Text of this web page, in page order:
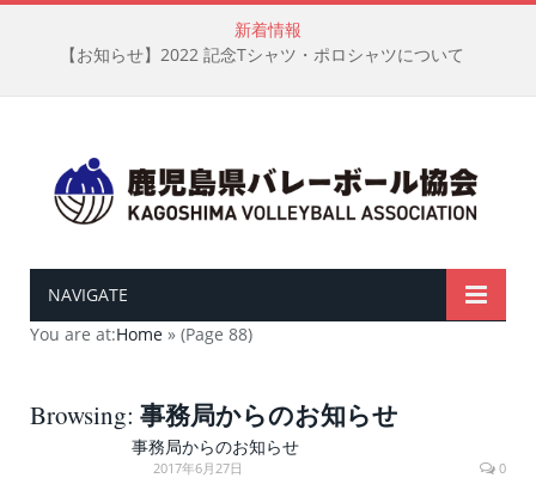
新着情報
【お知らせ】2022 記念Tシャツ・ポロシャツについて
NAVIGATE
You are at:Home » (Page 88)
Browsing: 事務局からのお知らせ
事務局からのお知らせ
2017年6月27日 0